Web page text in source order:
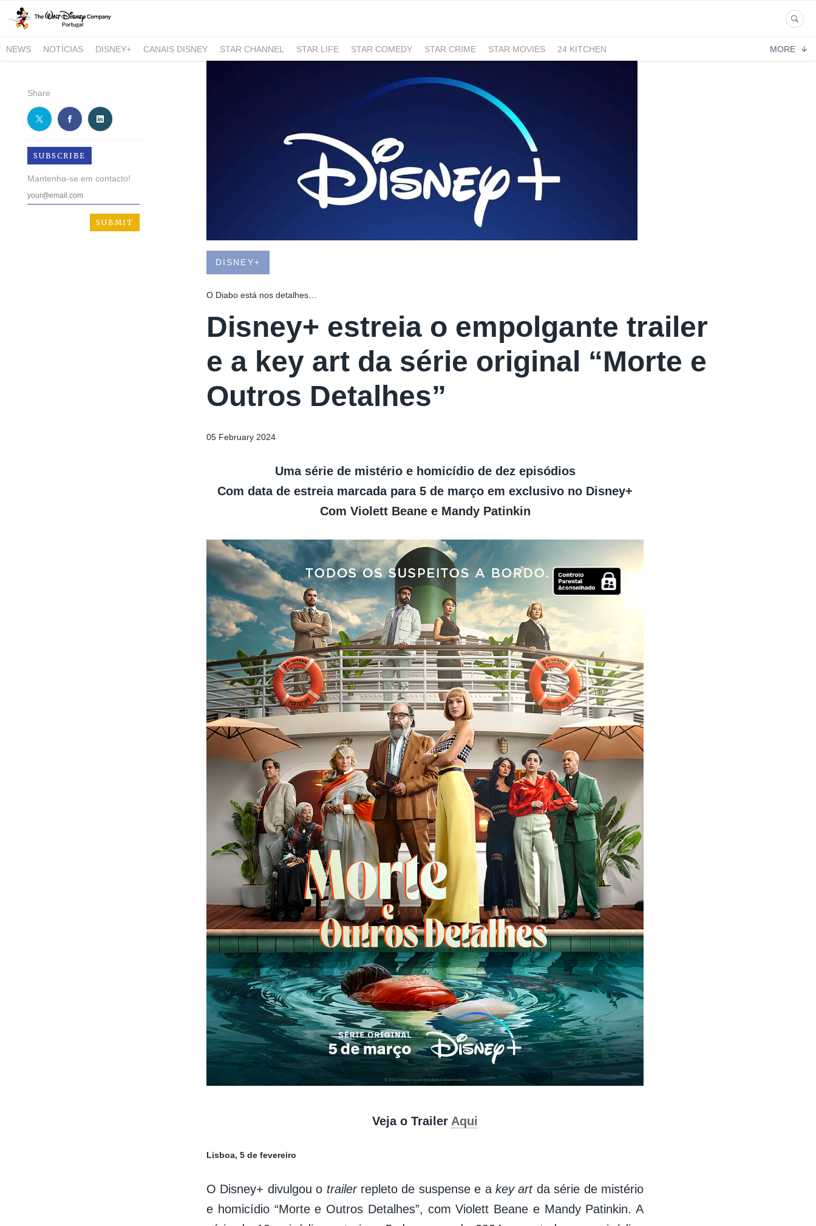
NEWS NOTÍCIAS DISNEY+ CANAIS DISNEY STAR CHANNEL STAR LIFE STAR COMEDY STAR CRIME STAR MOVIES
24 KITCHEN
MORE
Share
SUBSCRIBE
Mantenha-se em contacto!
DISNEY+
O Diabo está nos detalhes…
Disney+ estreia o empolgante trailer
e a key art da série original “Morte e
Outros Detalhes”
05 February 2024
Uma série de mistério e homicídio de dez episódios
Com data de estreia marcada para 5 de março em exclusivo no Disney+
Com Violett Beane e Mandy Patinkin
Veja o Trailer Aqui
Lisboa, 5 de fevereiro
O Disney+ divulgou o trailer repleto de suspense e akey artda série de mistério
e homicídio “Morte e Outros Detalhes”, com Violett Beane e Mandy Patinkin. A